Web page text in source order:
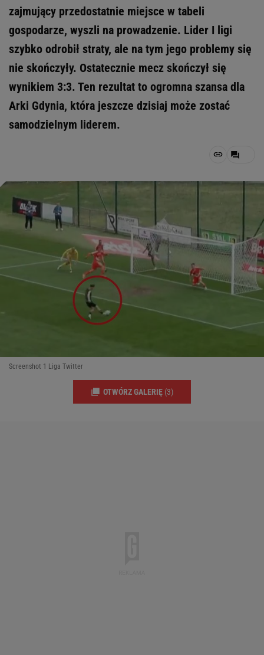
zajmujący przedostatnie miejsce w tabeli
gospodarze, wyszli na prowadzenie. Lider I ligi
szybko odrobił straty, ale na tym jego problemy się
nie skończyły. Ostatecznie mecz skończył się
wynikiem 3:3. Ten rezultat to ogromna szansa dla
Arki Gdynia, która jeszcze dzisiaj może zostać
samodzielnym liderem.
Screenshot 1 Liga Twitter
OTWÓRZ GALERIĘ (3)